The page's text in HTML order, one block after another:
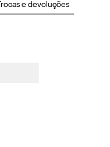
Trocas e devoluções